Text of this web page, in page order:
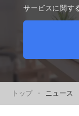
サービスに関す
トップ ニュース